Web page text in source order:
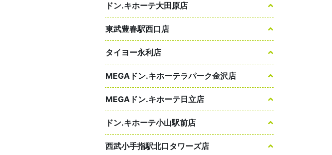
ドン.キホーテ大田原店
東武豊春駅西口店
タイヨー永利店
MEGAドン.キホーテラパーク金沢店
MEGAドン.キホーテ日立店
ドン.キホーテ小山駅前店
西武小手指駅北口タワーズ店